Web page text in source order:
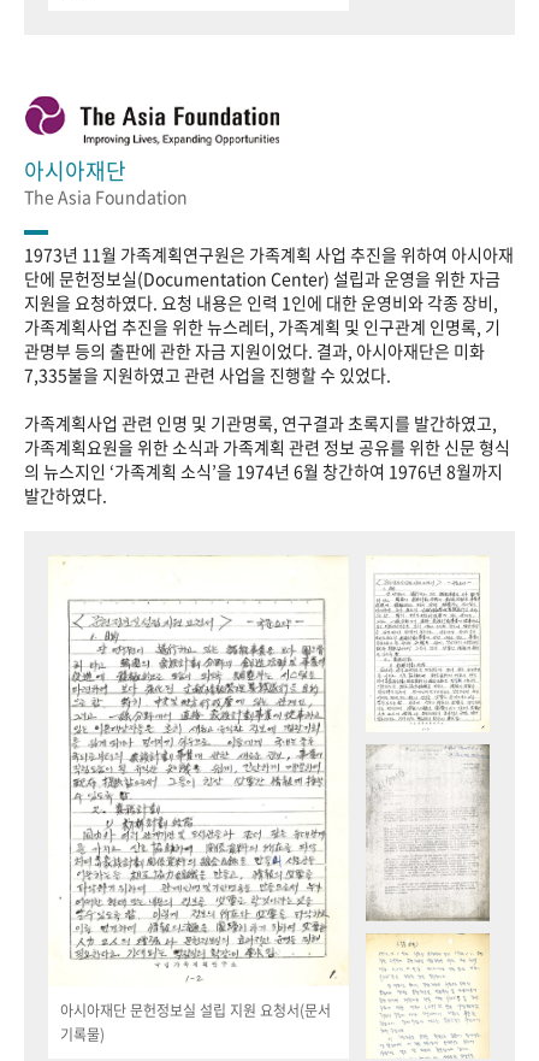
아시아재단
The Asia Foundation
1973년 11월 가족계획연구원은 가족계획 사업 추진을 위하여 아시아재
단에 문헌정보실(Documentation Center) 설립과 운영을 위한 자금
지원을 요청하였다. 요청 내용은 인력 1인에 대한 운영비와 각종 장비,
가족계획사업 추진을 위한 뉴스레터, 가족계획 및 인구관계 인명록, 기
관명부 등의 출판에 관한 자금 지원이었다. 결과, 아시아재단은 미화
7,335불을 지원하였고 관련 사업을 진행할 수 있었다.
가족계획사업 관련 인명 및 기관명록, 연구결과 초록지를 발간하였고,
가족계획요원을 위한 소식과 가족계획 관련 정보 공유를 위한 신문 형식
의 뉴스지인 ‘가족계획 소식’을 1974년 6월 창간하여 1976년 8월까지
발간하였다.
아시아재단 문헌정보실 설립 지원 요청서(문서
기록물)